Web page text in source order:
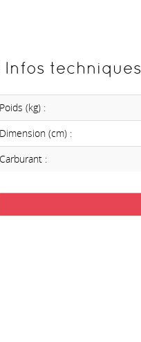
Infos techniques
Poids (kg) :
Dimension (cm) :
Carburant :